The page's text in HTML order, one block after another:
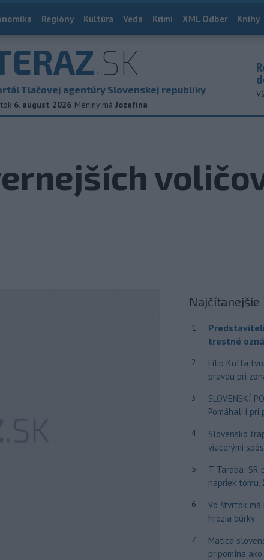
Regióny Kultúra Veda Krimi XML Odber Knihy
.SK
Tlačovej agentúry Slovenskej republiky
6. august 2026 Meniny má Jozefína
Najčítanejšie
1
trestné
2
Filip Kuffa
pravdu pri
3
SLOVENSKÍ
Pomáhali i pri
4
Slovensko
viacerými
5
T. Taraba:
napriek
6
Vo štvrtok má
hrozia búrky
7
Matica
pripomína